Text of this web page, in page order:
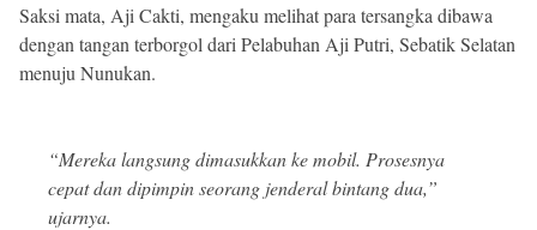
Saksi mata, Aji Cakti, mengaku melihat para tersangka dibawa
dengan tangan terborgol dari Pelabuhan Aji Putri, Sebatik Selatan
menuju Nunukan.
“Mereka langsung dimasukkan ke mobil. Prosesnya
cepat dan dipimpin seorang jenderal bintang dua,”
ujarnya.